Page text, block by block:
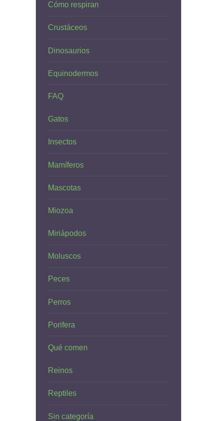
Cómo respiran
Crustáceos
Dinosaurios
Equinodermos
FAQ
Gatos
Insectos
Mamíferos
Mascotas
Miozoa
Miriápodos
Moluscos
Peces
Perros
Porifera
Qué comen
Reinos
Reptiles
Sin categoría